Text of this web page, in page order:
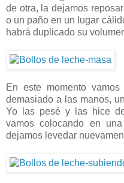
de otra, la dejamos
o un paño en un lugar
habrá duplicado su
En este momento
demasiado a las manos,
Yo las pesé y las hice
vamos colocando en
dejamos levedar